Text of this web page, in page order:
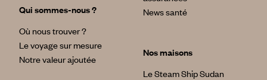
Qui sommes-nous ?
Où nous trouver ?
Le voyage sur mesure
Notre valeur ajoutée
News santé
Nos maisons
Le Steam Ship Sudan